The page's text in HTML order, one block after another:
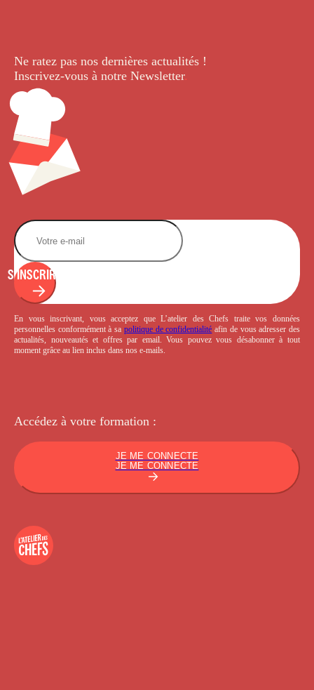
Ne ratez pas nos dernières actualités !
Inscrivez-vous à notre Newsletter.
S'INSCRIRE
En vous inscrivant, vous acceptez que L’atelier des Chefs traite vos données
personnelles conformément à sa politique de confidentialité afin de vous adresser des
actualités, nouveautés et offres par email. Vous pouvez vous désabonner à tout
moment grâce au lien inclus dans nos e-mails.
Accédez à votre formation :
JE ME CONNECTE
JE ME CONNECTE